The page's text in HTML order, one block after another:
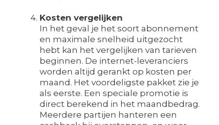
Kosten vergelijken
In het geval je het soort abonnement
en maximale snelheid uitgezocht
hebt kan het vergelijken van tarieven
beginnen. De internet-leveranciers
worden altijd gerankt op kosten per
maand. Het voordeligste pakket zie je
als eerste. Een speciale promotie is
direct berekend in het maandbedrag.
Meerdere partijen hanteren een